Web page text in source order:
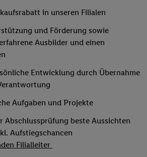
in unseren Filialen
und Förderung sowie
Ausbilder und einen
Entwicklung durch Übernahme
Aufgaben und Projekte
Abschlussprüfung beste Aussichten
Aufstiegschancen
Filialleiter